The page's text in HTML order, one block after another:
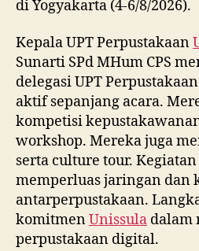
di Yogyakarta (4-6/8/2026).
Kepala UPT Perpustakaan
Sunarti SPd MHum CPS
delegasi UPT Perpustakaan
aktif sepanjang acara.
kompetisi
workshop. Mereka juga
serta culture tour.
memperluas jaringan dan
antarperpustakaan.
komitmenUnissula dalam
perpustakaan digital.